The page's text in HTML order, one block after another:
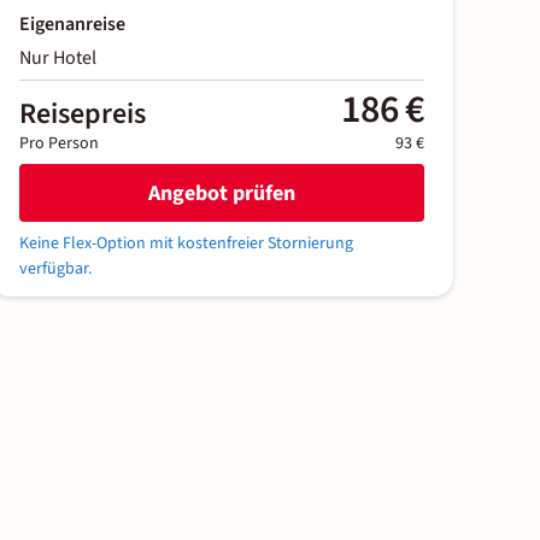
Eigenanreise
Nur Hotel
Reisepreis 186 €
Pro Person 93 €
Angebot prüfen
Keine Flex-Option mit kostenfreier Stornierung
verfügbar.